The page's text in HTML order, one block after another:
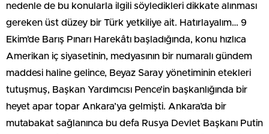
nedenle de bu konularla ilgili söyledikleri dikkate alınması
gereken üst düzey bir Türk yetkiliye ait. Hatırlayalım… 9
Ekim’de Barış Pınarı Harekâtı başladığında, konu hızlıca
Amerikan iç siyasetinin, medyasının bir numaralı gündem
maddesi haline gelince, Beyaz Saray yönetiminin etekleri
tutuşmuş, Başkan Yardımcısı Pence’in başkanlığında bir
heyet apar topar Ankara’ya gelmişti. Ankara’da bir
mutabakat sağlanınca bu defa Rusya Devlet Başkanı Putin